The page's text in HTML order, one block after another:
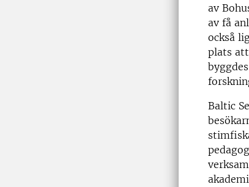
av
av få
också
plats att
Baltic